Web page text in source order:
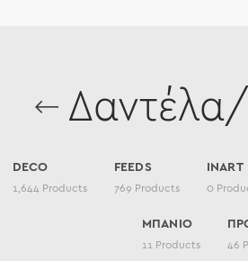
DECO
1,644 Products
FEEDS
769 Products
INART
0
ΜΠΑΝΙΟ
11 Products 46